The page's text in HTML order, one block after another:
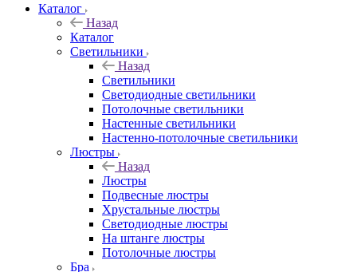
Каталог
Назад
Каталог
Светильники
Назад
Светильники
Светодиодные светильники
Потолочные светильники
Настенные светильники
Настенно-потолочные светильники
Люстры
Назад
Люстры
Подвесные люстры
Хрустальные люстры
Светодиодные люстры
На штанге люстры
Потолочные люстры
Бра